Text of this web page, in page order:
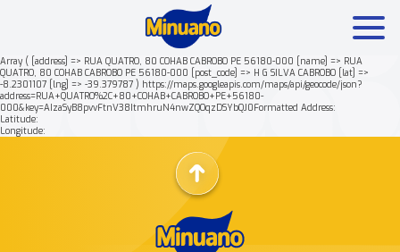
Array ( [address] => RUA QUATRO, 80 COHAB CABROBO PE 56180-000 [name] => RUA
QUATRO, 80 COHAB CABROBO PE 56180-000 [post_code] => H G SILVA CABROBO [lat] =>
-8.2301107 [lng] => -39.379787 ) https://maps.googleapis.com/maps/api/geocode/json?
address=RUA+QUATRO%2C+80+COHAB+CABROBO+PE+56180-
000&key=AIzaSyB8pvvFtnV38ItmhruN4nwZQOqzDSYbQJ0Formatted Address:
Latitude:
Longitude:
Mais buscados: Produtos Minuano Rende +
Nossa história